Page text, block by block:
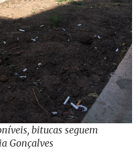
bitucas seguem
Gonçalves